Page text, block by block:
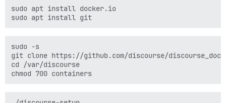
sudo apt install docker.io
sudo -s
git clone https://github.com/discourse/
cd /var/discourse